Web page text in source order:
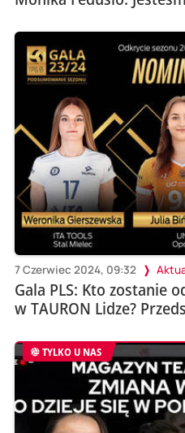
7 Czerwiec 2024, 09:32
Gala PLS: Kto zostanie
w TAURON Lidze?
TYLKO U NAS